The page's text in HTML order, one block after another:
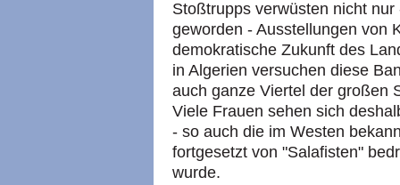
Stoßtrupps verwüsten nicht
geworden - Ausstellungen von
demokratische Zukunft des
in Algerien versuchen diese
auch ganze Viertel der großen
Viele Frauen sehen sich
- so auch die im Westen
fortgesetzt von "Salafisten"
wurde.